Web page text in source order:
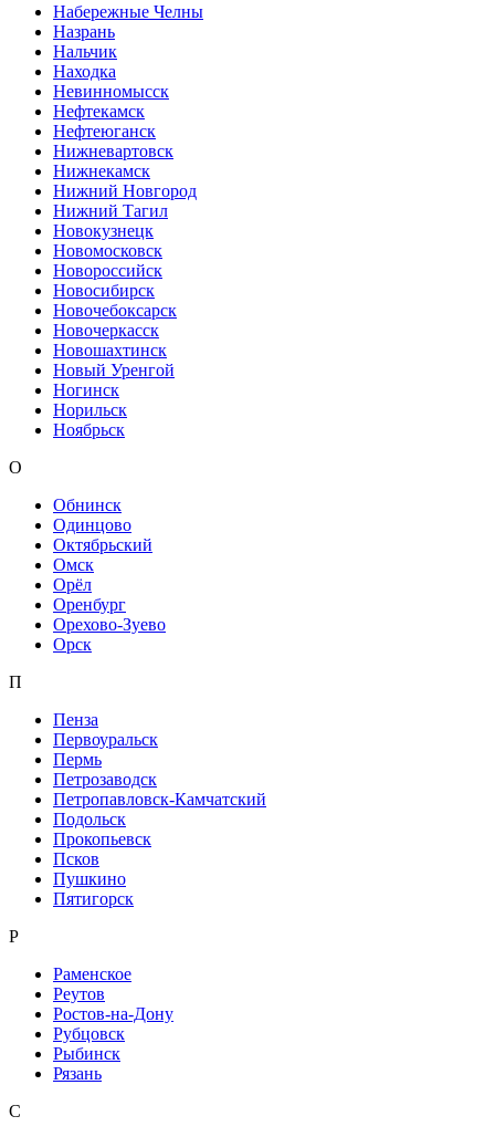
Набережные Челны
Назрань
Нальчик
Находка
Невинномысск
Нефтекамск
Нефтеюганск
Нижневартовск
Нижнекамск
Нижний Новгород
Нижний Тагил
Новокузнецк
Новомосковск
Новороссийск
Новосибирск
Новочебоксарск
Новочеркасск
Новошахтинск
Новый Уренгой
Ногинск
Норильск
Ноябрьск
О
Обнинск
Одинцово
Октябрьский
Омск
Орёл
Оренбург
Орехово-Зуево
Орск
П
Пенза
Первоуральск
Пермь
Петрозаводск
Петропавловск-Камчатский
Подольск
Прокопьевск
Псков
Пушкино
Пятигорск
Р
Раменское
Реутов
Ростов-на-Дону
Рубцовск
Рыбинск
Рязань
С